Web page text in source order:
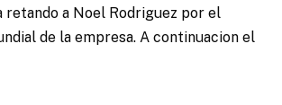
retando a Noel Rodriguez por el
de la empresa. A continuacion el